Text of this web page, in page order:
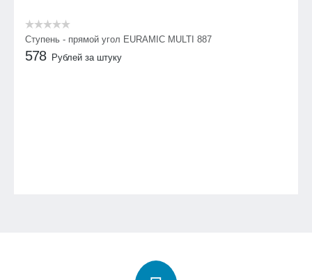
Ступень - прямой угол EURAMIC MULTI 887
578 Рублей за штуку